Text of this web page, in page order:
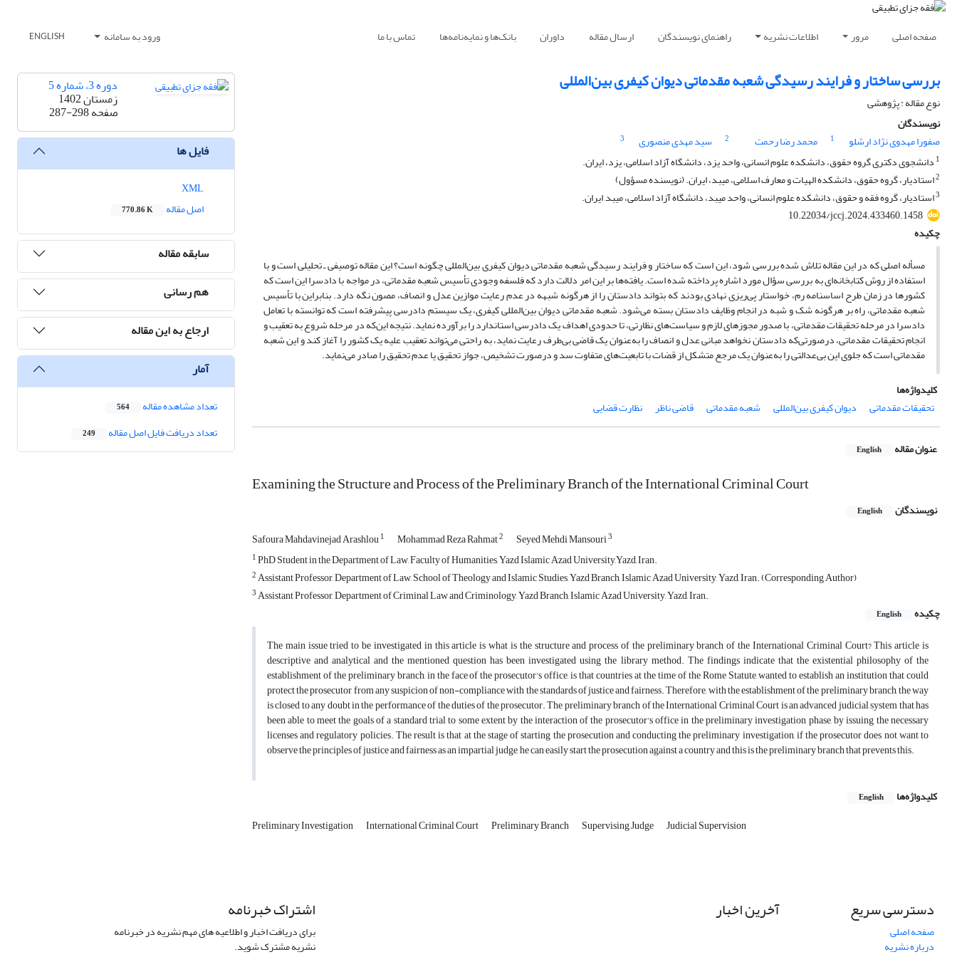
صفحه اصلی مرور اطلاعات نشریه راهنمای نویسندگان ارسال مقاله داوران بانک‌ها و نمایه‌نامه‌ها تماس با ما ورود به سامانه ENGLISH
بررسی ساختار و فرایند رسیدگی شعبه مقدماتی دیوان کیفری بین‌المللی
نوع مقاله : پژوهشی
نویسندگان
صفورا مهدوی نژاد ارشلو
1 محمد رضا رحمت 2 سید مهدی منصوری
3
1 دانشجوی دکتری گروه حقوق، دانشکده علوم انسانی، واحد یزد، دانشگاه آزاد اسلامی، یزد، ایران.
2استادیار، گروه حقوق، دانشکده الهیات و معارف اسلامی، میبد، ایران. (نویسنده مسؤول)
3استادیار، گروه فقه و حقوق، دانشکده علوم انسانی، واحد میبد، دانشگاه آزاد اسلامی، میبد, ایران.
10.22034/jccj.2024.433460.1458
چکیده
مسأله اصلی که در این مقاله تلاش شده بررسی شود، این است که ساختار و فرایند رسیدگی شعبه مقدماتی دیوان کیفری بین‌المللی چگونه است؟ این مقاله توصیفی ـ تحلیلی است و با
استفاده از روش کتابخانه‌ای به بررسی سؤال مورد اشاره پرداخته شده است. یافته‌ها بر این امر دلالت دارد که فلسفه وجودی تأسیس شعبه مقدماتی، در مواجه با دادسرا این است که
کشورها در زمان طرح اساسنامه رم، خواستار پی‌ریزی نهادی بودند که بتواند دادستان را از هرگونه شبهه در عدم رعایت موازین عدل و انصاف، مصون نگه دارد. بنابراین با تأسیس
شعبه مقدماتی، راه بر هرگونه شک و شبه در انجام وظایف دادستان بسته می‌شود. شعبه مقدماتی دیوان بین‌المللی کیفری، یک سیستم دادرسی پیشرفته است که توانسته با تعامل
دادسرا در مرحله تحقیقات مقدماتی، با صدور مجوزهای لازم و سیاست‌های نظارتی، تا حدودی اهداف یک دادرسی استاندارد را برآورده نماید. نتیجه این‌که در مرحله شروع به تعقیب و
انجام تحقیقات مقدماتی، درصورتی‌که دادستان نخواهد مبانی عدل و انصاف را به‌عنوان یک قاضی بی‌طرف رعایت نماید، به راحتی می‌تواند تعقیب علیه یک کشور را آغاز کند و این شعبه
مقدماتی است که جلوی این بی‌عدالتی را به‌عنوان یک مرجع متشکل از قضات با تابعیت‌های متفاوت سد و درصورت تشخیص، جواز تحقیق یا عدم تحقیق را صادر می‌نماید.
کلیدواژه‌ها
تحقیقات مقدماتی
دیوان کیفری بین‌المللی شعبه مقدماتی قاضی ناظر نظارت قضایی
عنوان مقاله English
Examining the Structure and Process of the Preliminary Branch of the International Criminal Court
نویسندگان English
Safoura Mahdavinejad Arashlou1 Mohammad Reza Rahmat2 Seyed Mehdi Mansouri3
1PhD Student in the Department of Law, Faculty of Humanities, Yazd Islamic Azad University,Yazd, Iran.
2Assistant Professor, Department of Law, School of Theology and Islamic Studies, Yazd Branch, Islamic Azad University, Yazd, Iran. (Corresponding Author)
3Assistant Professor, Department of Criminal Law and Criminology, Yazd Branch, Islamic Azad University, Yazd, Iran.
چکیده
English
The main issue tried to be investigated in this article is what is the structure and process of the preliminary branch of the International Criminal Court? This article is
descriptive and analytical and the mentioned question has been investigated using the library method. The findings indicate that the existential philosophy of the
establishment of the preliminary branch, in the face of the prosecutor's office, is that countries at the time of the Rome Statute, wanted to establish an institution that could
protect the prosecutor from any suspicion of non-compliance with the standards of justice and fairness. Therefore, with the establishment of the preliminary branch, the way
is closed to any doubt in the performance of the duties of the prosecutor. The preliminary branch of the International Criminal Court is an advanced judicial system that has
been able to meet the goals of a standard trial to some extent by the interaction of the prosecutor's office in the preliminary investigation phase, by issuing the necessary
licenses and regulatory policies. The result is that at the stage of starting the prosecution and conducting the preliminary investigation, if the prosecutor does not want to
observe the principles of justice and fairness as an impartial judge, he can easily start the prosecution against a country and this is the preliminary branch that prevents this.
کلیدواژه‌ها English
Preliminary Investigation International Criminal Court Preliminary Branch Supervising Judge Judicial Supervision
دوره 3، شماره 5
زمستان 1402
صفحه287-298
فایل ها
اصل مقاله
770.86 K
سابقه مقاله
هم رسانی
ارجاع به این مقاله
آمار
تعداد مشاهده مقاله 564
تعداد دریافت فایل اصل مقاله 249
دسترسی سریع
صفحه اصلی
درباره نشریه
آخرین اخبار اشتراک خبرنامه
برای دریافت اخبار و اطلاعیه های مهم نشریه در خبرنامه
نشریه مشترک شوید.